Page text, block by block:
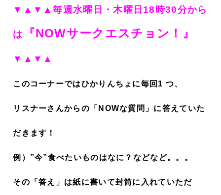
▼▲▼▲毎週水曜日・木曜日18時30分から
は 『NOWサークエスチョン！ 』
▼▲▼▲
このコーナーではひかりんちょに毎回1 つ、
リスナーさんからの「NOWな質問」に答えていた
だきます！
例）”今”食べたいものはなに？などなど。。。
その「答え」は紙に書いて封筒に入れていただ